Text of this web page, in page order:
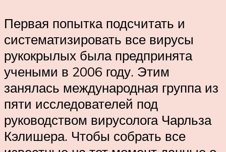
Первая попытка подсчитать и
систематизировать все вирусы
рукокрылых была предпринята
учеными в 2006 году. Этим
занялась международная группа из
пяти исследователей под
руководством вирусолога Чарльза
Кэлишера. Чтобы собрать все